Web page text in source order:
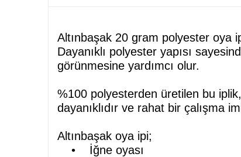
Altınbaşak 20 gram polyester oya
Dayanıklı polyester yapısı
görünmesine yardımcı olur.
%100 polyesterden üretilen bu
dayanıklıdır ve rahat bir çalışma
Altınbaşak oya ipi;
• İğne oyası